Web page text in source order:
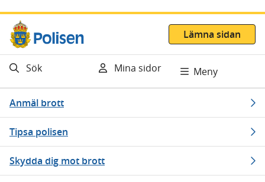
Gå direkt till innehåll
Lämna sidan
Sök Mina sidor Meny
Anmäl brott
Tipsa polisen
Skydda dig mot brott